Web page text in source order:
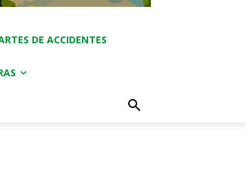
DE ACCIDENTES